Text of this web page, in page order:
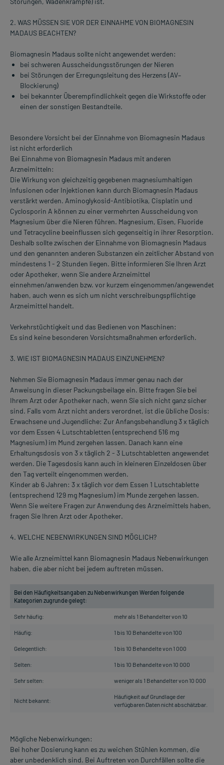
2. WAS MÜSSEN SIE VOR DER EINNAHME VON BIOMAGNESIN
MADAUS BEACHTEN?
Biomagnesin Madaus sollte nicht angewendet werden:
bei schweren Ausscheidungsstörungen der Nieren
bei Störungen der Erregungsleitung des Herzens (AV–
Blockierung)
bei bekannter Überempfindlichkeit gegen die Wirkstoffe oder
einen der sonstigen Bestandteile.
Besondere Vorsicht bei der Einnahme von Biomagnesin Madaus
ist nicht erforderlich
Bei Einnahme von Biomagnesin Madaus mit anderen
Arzneimitteln:
Die Wirkung von gleichzeitig gegebenen magnesiumhaltigen
Infusionen oder Injektionen kann durch Biomagnesin Madaus
verstärkt werden. Aminoglykosid-Antibiotika, Cisplatin und
Cyclosporin A können zu einer vermehrten Ausscheidung von
Magnesium über die Nieren führen. Magnesium, Eisen, Fluoride
und Tetracycline beeinflussen sich gegenseitig in ihrer Resorption.
Deshalb sollte zwischen der Einnahme von Biomagnesin Madaus
und den genannten anderen Substanzen ein zeitlicher Abstand von
mindestens 1 - 2 Stunden liegen. Bitte informieren Sie Ihren Arzt
oder Apotheker, wenn Sie andere Arzneimittel
einnehmen/anwenden bzw. vor kurzem eingenommen/angewendet
haben, auch wenn es sich um nicht verschreibungspflichtige
Arzneimittel handelt.
Verkehrstüchtigkeit und das Bedienen von Maschinen:
Es sind keine besonderen Vorsichtsmaßnahmen erforderlich.
3. WIE IST BIOMAGNESIN MADAUS EINZUNEHMEN?
Nehmen Sie Biomagnesin Madaus immer genau nach der
Anweisung in dieser Packungsbeilage ein. Bitte fragen Sie bei
Ihrem Arzt oder Apotheker nach, wenn Sie sich nicht ganz sicher
sind. Falls vom Arzt nicht anders verordnet, ist die übliche Dosis:
Erwachsene und Jugendliche: Zur Anfangsbehandlung 3 x täglich
vor dem Essen 4 Lutschtabletten (entsprechend 516 mg
Magnesium) im Mund zergehen lassen. Danach kann eine
Erhaltungsdosis von 3 x täglich 2 - 3 Lutschtabletten angewendet
werden. Die Tagesdosis kann auch in kleineren Einzeldosen über
den Tag verteilt eingenommen werden.
Kinder ab 6 Jahren: 3 x täglich vor dem Essen 1 Lutschtablette
(entsprechend 129 mg Magnesium) im Munde zergehen lassen.
Wenn Sie weitere Fragen zur Anwendung des Arzneimittels haben,
fragen Sie Ihren Arzt oder Apotheker.
4. WELCHE NEBENWIRKUNGEN SIND MÖGLICH?
Wie alle Arzneimittel kann Biomagnesin Madaus Nebenwirkungen
haben, die aber nicht bei jedem auftreten müssen.
Bei den Häufigkeitsangaben zu Nebenwirkungen Werden folgende
Kategorien zugrunde gelegt:
Sehr häufig: mehr als 1 Behandelter von 10
Häufig: 1 bis 10 Behandelte von 100
Gelegentlich: 1 bis 10 Behandelte von 1 000
Selten: 1 bis 10 Behandelte von 10 000
Sehr selten: weniger als 1 Behandelter von 10 000
Nicht bekannt:
Häufigkeit auf Grundlage der
verfügbaren Daten nicht abschätzbar.
Mögliche Nebenwirkungen:
Bei hoher Dosierung kann es zu weichen Stühlen kommen, die
aber unbedenklich sind. Bei Auftreten von Durchfällen sollte die